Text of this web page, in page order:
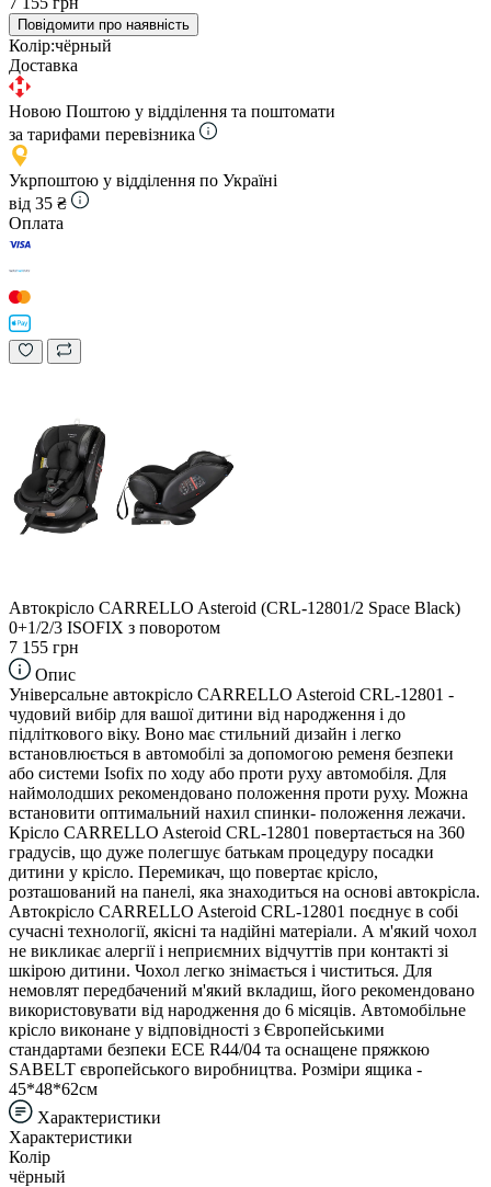
Повідомити про наявність
Колір:чёрный
Доставка
Новою Поштою у відділення та поштомати
за тарифами перевізника
Укрпоштою у відділення по Україні
від 35 ₴
Оплата
Автокрісло CARRELLO Asteroid (CRL-12801/2 Space Black)
0+1/2/3 ISOFIX з поворотом
7 155 грн
Опис
Універсальне автокрісло CARRELLO Asteroid CRL-12801 -
чудовий вибір для вашої дитини від народження і до
підліткового віку. Воно має стильний дизайн і легко
встановлюється в автомобілі за допомогою ременя безпеки
або системи Іsofіx по ходу або проти руху автомобіля. Для
наймолодших рекомендовано положення проти руху. Можна
встановити оптимальний нахил спинки- положення лежачи.
Крісло CARRELLO Asteroid CRL-12801 повертається на 360
градусів, що дуже полегшує батькам процедуру посадки
дитини у крісло. Перемикач, що повертає крісло,
розташований на панелі, яка знаходиться на основі автокрісла.
Автокрісло CARRELLO Asteroid CRL-12801 поєднує в собі
сучасні технології, якісні та надійні матеріали. А м'який чохол
не викликає алергії і неприємних відчуттів при контакті зі
шкірою дитини. Чохол легко знімається і чиститься. Для
немовлят передбачений м'який вкладиш, його рекомендовано
використовувати від народження до 6 місяців. Автомобільне
крісло виконане у відповідності з Європейськими
стандартами безпеки ЕСЕ R44/04 та оснащене пряжкою
SABELT європейського виробництва. Розміри ящика -
45*48*62см
Характеристики
Характеристики
Колір
чёрный